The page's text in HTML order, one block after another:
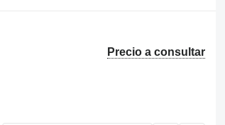
Precio a consultar